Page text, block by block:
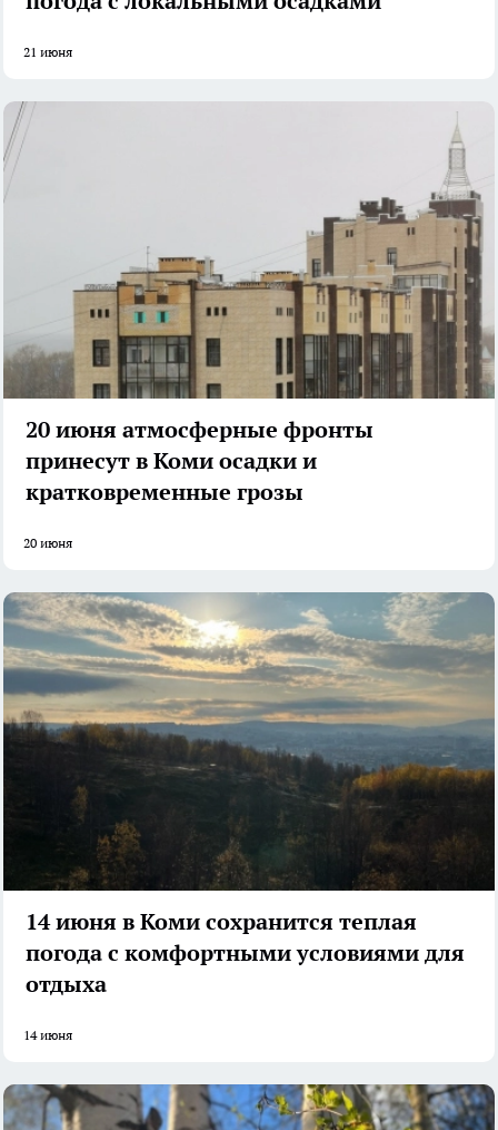
21 июня
20 июня атмосферные фронты
принесут в Коми осадки и
кратковременные грозы
20 июня
14 июня в Коми сохранится теплая
погода с комфортными условиями для
отдыха
14 июня